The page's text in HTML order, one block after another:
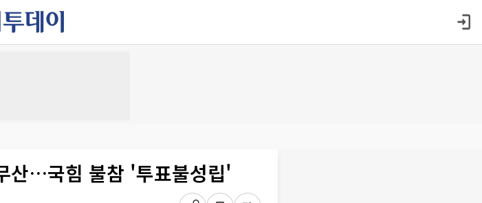
산…국힘 불참 '투표불성립'